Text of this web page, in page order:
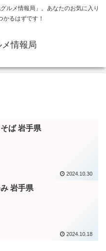
ルメ情報局」。あなたのお気に入り
かるはずです！
情報局
ば 岩手県
2024.10.30
岩手県
2024.10.18